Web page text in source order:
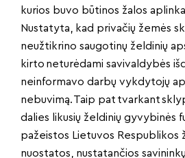
kurios buvo būtinos žalos
Nustatyta, kad privačių žemės
neužtikrino saugotinų želdinių
kirto neturėdami savivaldybės
neinformavo darbų vykdytojų
nebuvimą. Taip pat tvarkant
dalies likusių želdinių gyvybinės
pažeistos Lietuvos Respublikos
nuostatos, nustatančios